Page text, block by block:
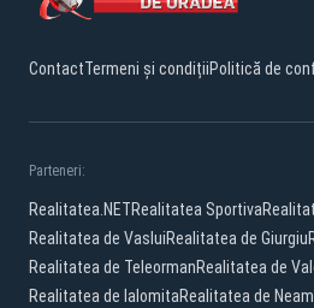
ContactTermeni și condițiiPolitică de
Parteneri:
Realitatea.NETRealitatea Sportiva
Realitatea de VasluiRealitatea de Giurgiu
Realitatea de TeleormanRealitatea de
Realitatea de IalomitaRealitatea de